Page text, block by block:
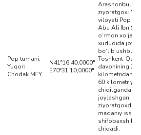
Pop tumani,
Yuqori
Chodak MFY
N41°16'40,0000"
E70°31'10,0000"
Arashonbuloq
ziyoratgoxi
viloyati Pop
Abu Ali Ibn
o‘rmon xo‘jaligi
xududida
bo‘lib ushbu
Toshkent-
davonining 26
kilometridan
60 kilometr
chiqilganda
joylashgan.
ziyoratgoxda
madaniy issiq
shifobaxsh
chiqadi.